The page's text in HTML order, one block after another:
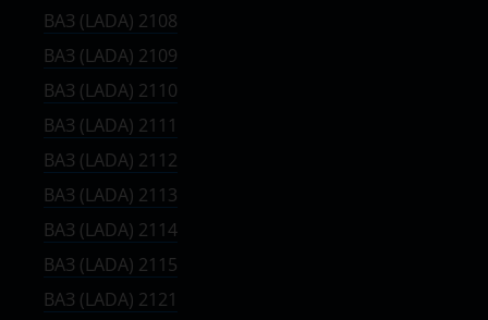
Renault
Saab
Seat
Skoda
Smart
SsangYong
Subaru
ВАЗ (LADA) 2108
ВАЗ (LADA) 2109
ВАЗ (LADA) 2110
ВАЗ (LADA) 2111
ВАЗ (LADA) 2112
ВАЗ (LADA) 2113
ВАЗ (LADA) 2114
ВАЗ (LADA) 2115
ВАЗ (LADA) 2121